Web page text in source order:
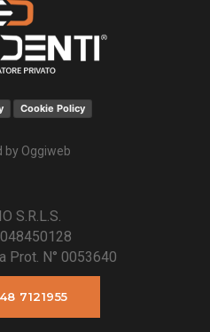
Cookie Policy
by Oggiweb
S.R.L.S.
Prot. N° 0053640
7121955